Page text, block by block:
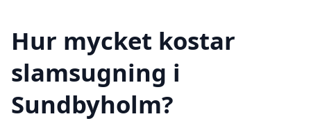
Hur mycket kostar
slamsugning i
Sundbyholm?